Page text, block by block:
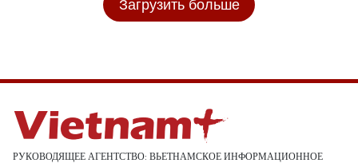
Загрузить больше
РУКОВОДЯЩЕЕ АГЕНТСТВО: ВЬЕТНАМСКОЕ ИНФОРМАЦИОННОЕ